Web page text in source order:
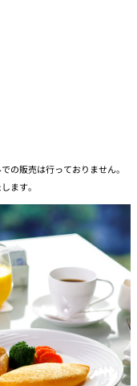
の販売は行っておりません。
ます。